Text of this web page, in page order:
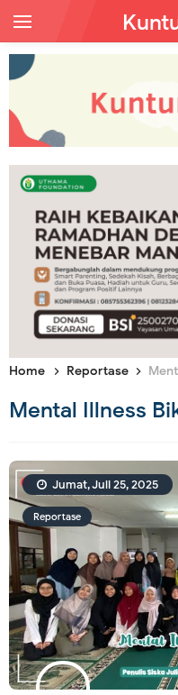
Home Reportase
Mental Illness
Reportase
Jumat, Juli 25, 2025